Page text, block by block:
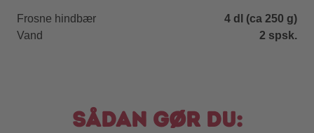
Frosne hindbær
4 dl (ca 250 g)
Vand
2 spsk.
Sådan gør du: